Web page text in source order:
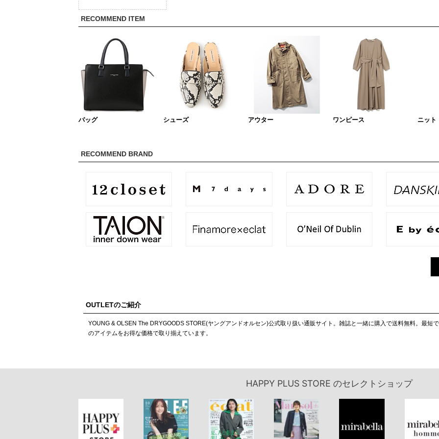
RECOMMEND ITEM
バッグ シューズ アウター ワンピース ニット
RECOMMEND BRAND
OUTLETのご紹介
YOUNG & OLSEN The DRYGOODS STORE(ヤングアンドオルセン)公式取り扱い通販サイト。雑誌と一緒に購入で送料無料。最短
のアイテムをお得な価格で取り揃えています。
HAPPY PLUS STORE のセレクトショップ